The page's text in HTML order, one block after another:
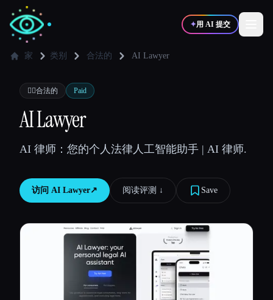
✦用 AI 提交
✍️写作者
💻
家 类别 合法的 AI Lawyer
👩‍⚖️合法的 Paid
AI Lawyer
AI 律师：您的个人法律人工智能助手 | AI 律师.
访问 AI Lawyer↗︎ 阅读评测 ↓︎ Save